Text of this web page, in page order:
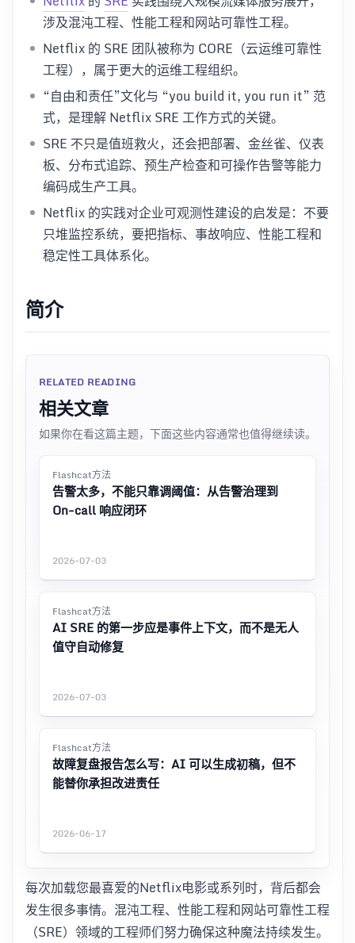
涉及混沌工程、性能工程和网站可靠性工程。
Netflix 的 SRE 团队被称为 CORE（云运维可靠性
工程），属于更大的运维工程组织。
“自由和责任”文化与 “you build it, you run it” 范
式，是理解 Netflix SRE 工作方式的关键。
SRE 不只是值班救火，还会把部署、金丝雀、仪表
板、分布式追踪、预生产检查和可操作告警等能力
编码成生产工具。
Netflix 的实践对企业可观测性建设的启发是：不要
只堆监控系统，要把指标、事故响应、性能工程和
稳定性工具体系化。
简介
RELATED READING
相关文章
如果你在看这篇主题，下面这些内容通常也值得继续读。
Flashcat方法
告警太多，不能只靠调阈值：从告警治理到
On-call 响应闭环
2026-07-03
Flashcat方法
AI SRE 的第一步应是事件上下文，而不是无人
值守自动修复
2026-07-03
Flashcat方法
故障复盘报告怎么写：AI 可以生成初稿，但不
能替你承担改进责任
2026-06-17
每次加载您最喜爱的Netflix电影或系列时，背后都会
发生很多事情。混沌工程、性能工程和网站可靠性工程
（SRE）领域的工程师们努力确保这种魔法持续发生。